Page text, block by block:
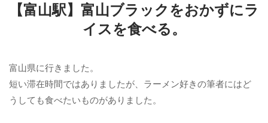
【富山駅】富山ブラックをおかずにラ
イスを食べる。
富山県に行きました。
短い滞在時間ではありましたが、ラーメン好きの筆者にはど
うしても食べたいものがありました。